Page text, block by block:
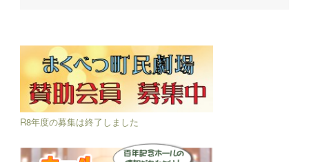
R8年度の募集は終了しました